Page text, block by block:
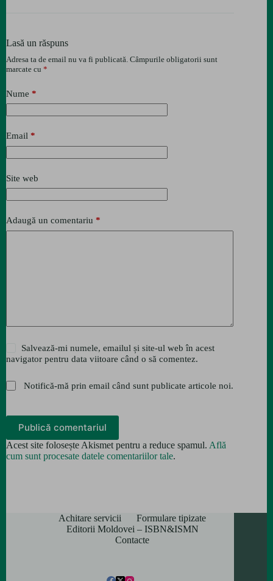
Lasă un răspuns
Adresa ta de email nu va fi publicată. Câmpurile obligatorii sunt
marcate cu *
Nume *
Email *
Site web
Adaugă un comentariu *
Salvează-mi numele, emailul și site-ul web în acest
navigator pentru data viitoare când o să comentez.
Notifică-mă prin email când sunt publicate articole noi.
Publică comentariul
Acest site folosește Akismet pentru a reduce spamul. Află
cum sunt procesate datele comentariilor tale.
Achitare servicii
Formulare tipizate
Editorii Moldovei – ISBN&ISMN
Contacte